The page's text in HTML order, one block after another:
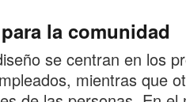
la comunidad
se centran en los
mientras que